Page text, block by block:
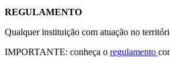
REGULAMENTO
Qualquer instituição com atuação no
IMPORTANTE: conheça o regulamento